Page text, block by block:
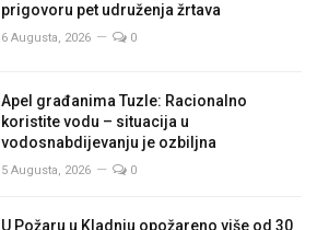
prigovoru pet udruženja žrtava
6 Augusta, 2026 0
Apel građanima Tuzle: Racionalno
koristite vodu – situacija u
vodosnabdijevanju je ozbiljna
5 Augusta, 2026 0
U Požaru u Kladnju opožareno više od 30